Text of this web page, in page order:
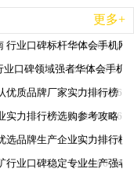
更多+
2026-06-26
行业口碑标杆华体会手机网
2026-06-26
口碑领域强者华体会手机
2026-06-26
优质品牌厂家实力排行榜
2026-06-26
实力排行榜选购参考攻略
2026-06-26
品牌生产企业实力排行榜
2026-06-26
行业口碑稳定专业生产强者